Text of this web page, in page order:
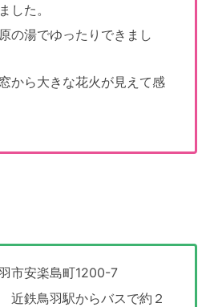
した。
の湯でゆったりできまし
から大きな花火が見えて感
市安楽島町1200-7
近鉄鳥羽駅からバスで約２